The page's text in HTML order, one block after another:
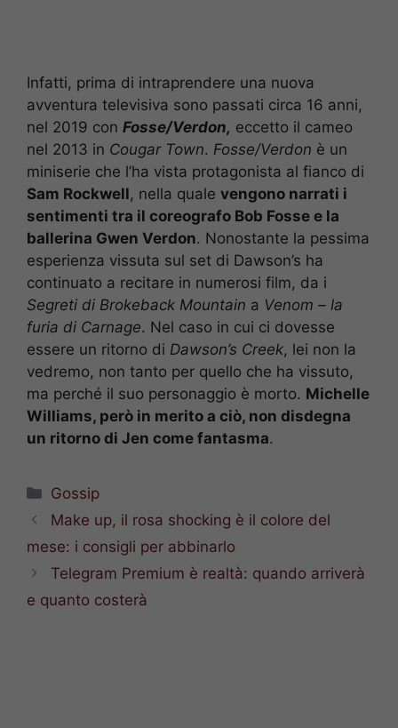
Infatti, prima di intraprendere una nuova
avventura televisiva sono passati circa 16 anni,
nel 2019 con Fosse/Verdon, eccetto il cameo
nel 2013 in Cougar Town. Fosse/Verdon è un
miniserie che l’ha vista protagonista al fianco di
Sam Rockwell, nella quale vengono narrati i
sentimenti tra il coreografo Bob Fosse e la
ballerina Gwen Verdon. Nonostante la pessima
esperienza vissuta sul set di Dawson’s ha
continuato a recitare in numerosi film, da i
Segreti di Brokeback Mountain a Venom – la
furia di Carnage. Nel caso in cui ci dovesse
essere un ritorno di Dawson’s Creek, lei non la
vedremo, non tanto per quello che ha vissuto,
ma perché il suo personaggio è morto. Michelle
Williams, però in merito a ciò, non disdegna
un ritorno di Jen come fantasma.
Categorie
Gossip
Make up, il rosa shocking è il colore del
mese: i consigli per abbinarlo
Telegram Premium è realtà: quando arriverà
e quanto costerà